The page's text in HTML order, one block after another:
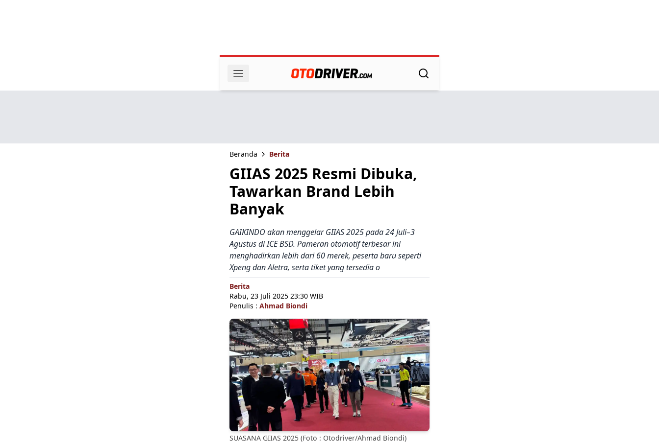
Beranda Berita
GIIAS 2025 Resmi Dibuka,
Tawarkan Brand Lebih
Banyak
GAIKINDO akan menggelar GIIAS 2025 pada 24 Juli–3
Agustus di ICE BSD. Pameran otomotif terbesar ini
menghadirkan lebih dari 60 merek, peserta baru seperti
Xpeng dan Aletra, serta tiket yang tersedia o
Berita
Rabu, 23 Juli 2025 23:30 WIB
Penulis : Ahmad Biondi
SUASANA GIIAS 2025 (Foto : Otodriver/Ahmad Biondi)